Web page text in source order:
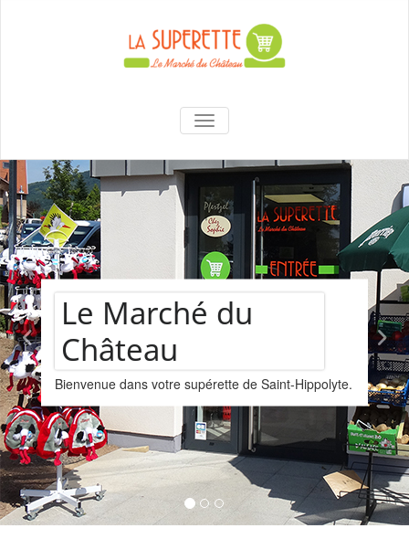
La Superette –
le marché du
château
AFFICHER/MASQUER LA
Assortiment de
vins
Nous vous proposons un assortiments de
provenant de la cave Les Faîtières à
Kintzheim-St-Hippolyte.